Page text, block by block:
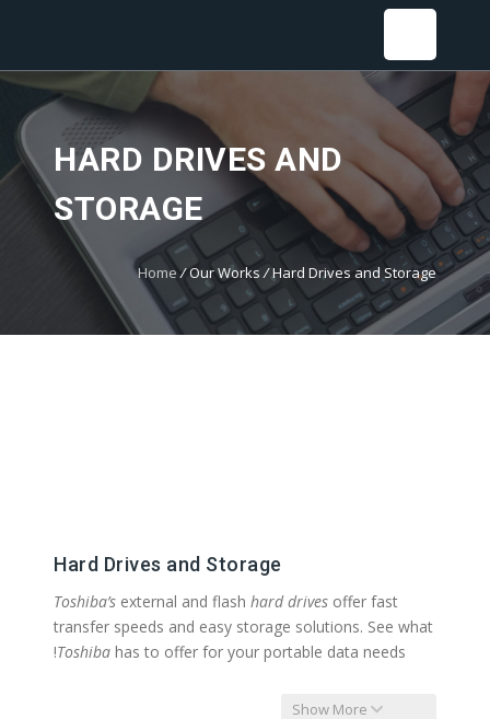
HARD DRIVES AND
STORAGE
Home /Our Works/Hard Drives and Storage
Hard Drives and Storage
Toshiba’s external and flash hard drives offer fast
transfer speeds and easy storage solutions. See what
Toshiba has to offer for your portable data needs!